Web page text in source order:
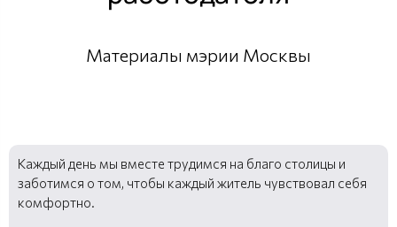
Материалы мэрии Москвы
Каждый день мы вместе трудимся на благо столицы и
заботимся о том, чтобы каждый житель чувствовал себя
комфортно.